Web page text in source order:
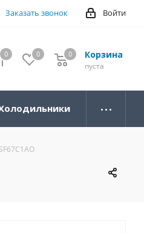
Войти
Заказать звонок
0 0 Корзина
0
пуста
0